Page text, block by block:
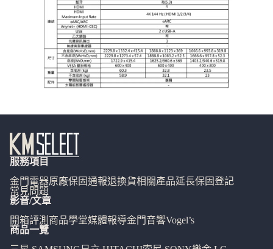
服務項目
金門電器原廠保固通報退換貨相關產品延長保固登記
常見問題
影音/文章
開箱評測 商品學堂媒體報導金門音響Vogel’s
商品一覽